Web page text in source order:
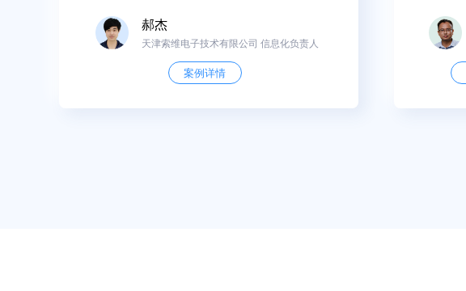
郝杰
天津索维电子技术有限公司 信息化负责人
案例详情